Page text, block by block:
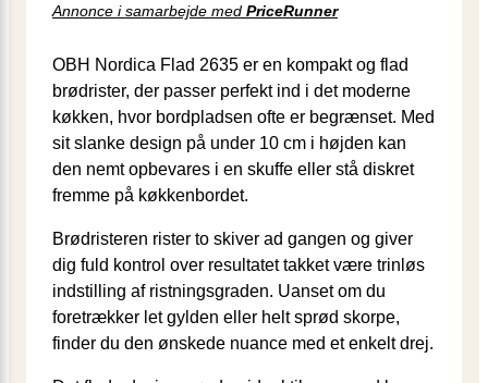
Annonce i samarbejde med PriceRunner
OBH Nordica Flad 2635 er en kompakt og flad
brødrister, der passer perfekt ind i det moderne
køkken, hvor bordpladsen ofte er begrænset. Med
sit slanke design på under 10 cm i højden kan
den nemt opbevares i en skuffe eller stå diskret
fremme på køkkenbordet.
Brødristeren rister to skiver ad gangen og giver
dig fuld kontrol over resultatet takket være trinløs
indstilling af ristningsgraden. Uanset om du
foretrækker let gylden eller helt sprød skorpe,
finder du den ønskede nuance med et enkelt drej.